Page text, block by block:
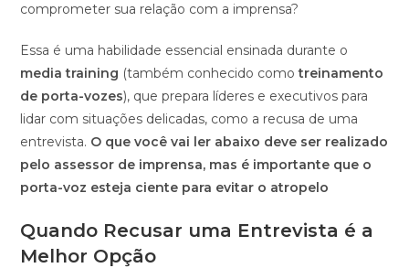
comprometer sua relação com a imprensa?
Essa é uma habilidade essencial ensinada durante o
media training (também conhecido comotreinamento
de porta-vozes), que prepara líderes e executivos para
lidar com situações delicadas, como a recusa de uma
entrevista. O que você vai ler abaixo deve ser realizado
pelo assessor de imprensa, mas é importante que o
porta-voz esteja ciente para evitar o atropelo
Quando Recusar uma Entrevista é a
Melhor Opção